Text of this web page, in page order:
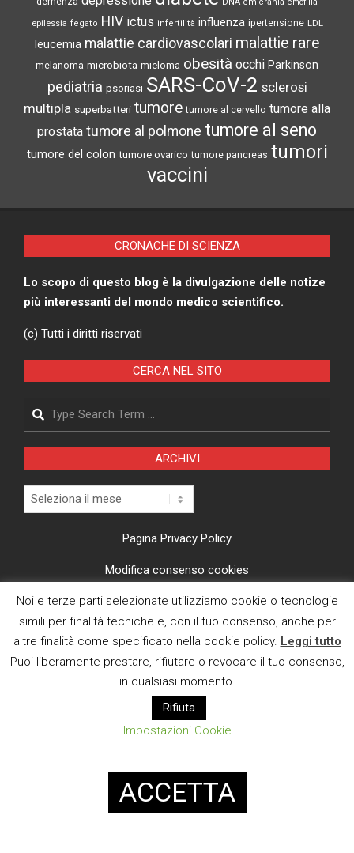
DNA emicrania emofilia
epilessia fegato HIV ictus infertilità influenza ipertensione LDL
leucemia malattie cardiovascolari malattie rare
melanoma microbiota mieloma obesità occhi Parkinson
pediatria psoriasi SARS-CoV-2 sclerosi
multipla superbatteri tumore tumore al cervello tumore alla
prostata tumore al polmone tumore al seno
tumore del colon tumore ovarico tumore pancreas tumori
vaccini
CRONACHE DI SCIENZA
Lo scopo di questo blog è la divulgazione delle notize
più interessanti del mondo medico scientifico.
(c) Tutti i diritti riservati
CERCA NEL SITO
Search
ARCHIVI
Archivi
Pagina Privacy Policy
Modifica consenso cookies
CI TROVI ANCHE SU
E MAIL
Designed usingMagazine News Byte. Powered by
Noi e terze parti selezionate utilizziamo cookie o tecnologie
simili per finalità tecniche e, con il tuo consenso, anche per
altre finalità come specificato nella cookie policy. Leggi tutto
Puoi liberamente prestare, rifiutare o revocare il tuo consenso,
in qualsiasi momento.
Rifiuta
Impostazioni Cookie
ACCETTA